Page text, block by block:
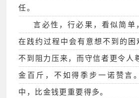
任。
言必性，行必果，看似简单
在践约过程中会有意想不到的困
不到阻力压来，而守信者更令人
金百斤，不如得季步一诺赞言
中，比金钱更重要得多。